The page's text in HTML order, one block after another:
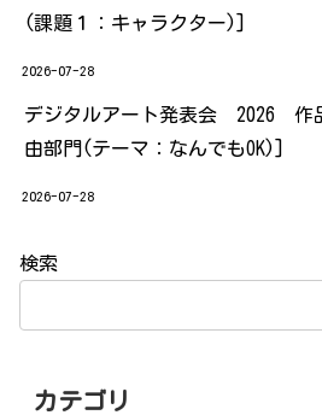
(課題１：キャラクター)]
2026-07-28
デジタルアート発表会 2026
由部門(テーマ：なんでもOK)]
2026-07-28
検索
カテゴリ